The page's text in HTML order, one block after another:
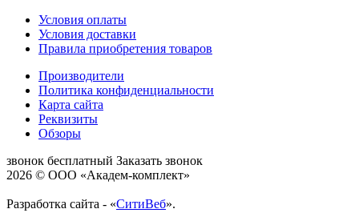
Условия оплаты
Условия доставки
Правила приобретения товаров
Производители
Политика конфиденциальности
Карта сайта
Реквизиты
Обзоры
звонок бесплатный Заказать звонок
2026 © ООО «Академ-комплект»
Разработка сайта - «СитиВеб».